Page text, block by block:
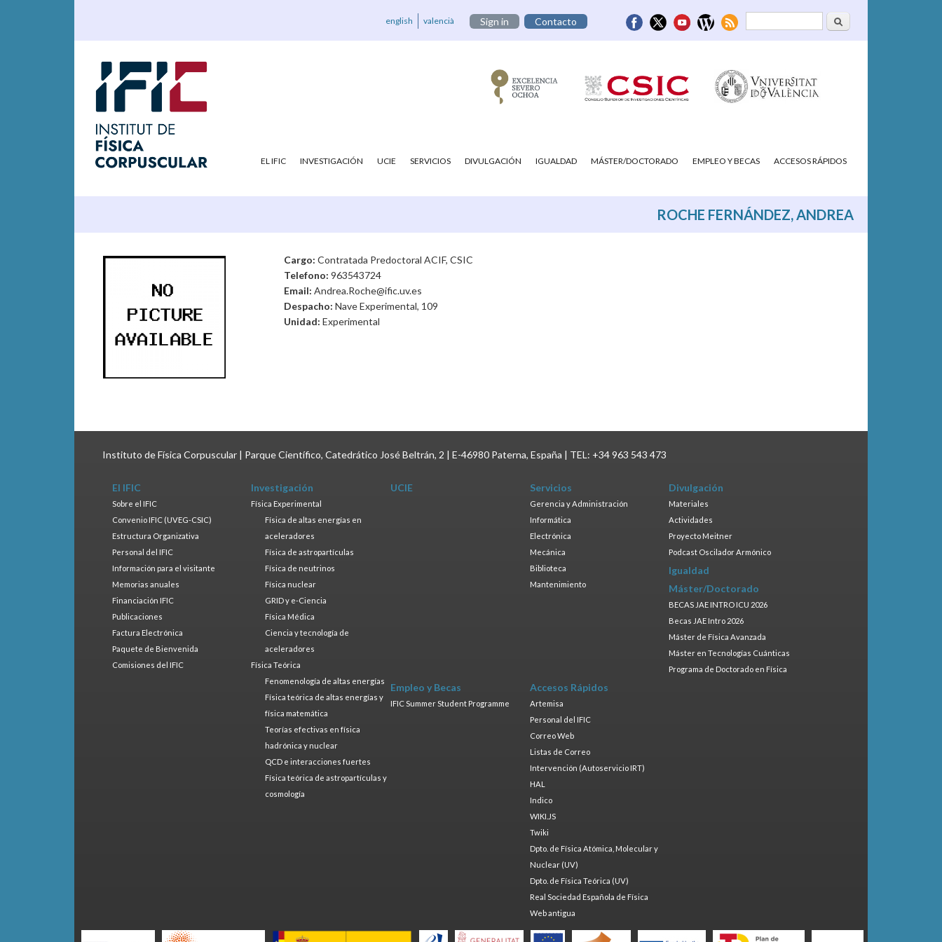
Formulario deBuscar
english valencià Sign in Contacto
EL IFIC INVESTIGACIÓN UCIE SERVICIOS DIVULGACIÓN IGUALDAD MÁSTER/DOCTORADO EMPLEO Y BECAS ACCESOS RÁPIDOS
ROCHE FERNÁNDEZ, ANDREA
Cargo: Contratada Predoctoral ACIF, CSIC
Telefono: 963543724
Email: Andrea.Roche@ific.uv.es
Despacho: Nave Experimental, 109
Unidad: Experimental
Instituto de Física Corpuscular | Parque Científico, Catedrático José Beltrán, 2 | E-46980 Paterna, España | TEL: +34 963 543 473
El IFIC
Sobre el IFIC
Convenio IFIC (UVEG-CSIC)
Estructura Organizativa
Personal del IFIC
Información para el visitante
Memorias anuales
Financiación IFIC
Publicaciones
Factura Electrónica
Paquete de Bienvenida
Comisiones del IFIC
Investigación
Física Experimental
Física de altas energías en
aceleradores
Física de astropartículas
Física de neutrinos
Física nuclear
GRID y e-Ciencia
Física Médica
Ciencia y tecnología de
aceleradores
Física Teórica
Fenomenología de altas energías
Física teórica de altas energías y
física matemática
Teorías efectivas en física
hadrónica y nuclear
QCD e interacciones fuertes
Física teórica de astropartículas y
cosmología
UCIE Servicios
Gerencia y Administración
Informática
Electrónica
Mecánica
Biblioteca
Mantenimiento
Divulgación
Materiales
Actividades
Proyecto Meitner
Podcast Oscilador Armónico
Igualdad
Máster/Doctorado
BECAS JAE INTRO ICU 2026
Becas JAE Intro 2026
Máster de Física Avanzada
Máster en Tecnologías Cuánticas
Programa de Doctorado en Física
Empleo y Becas
IFIC Summer Student Programme
Accesos Rápidos
Artemisa
Personal del IFIC
Correo Web
Listas de Correo
Intervención (Autoservicio IRT)
HAL
Indico
WIKI.JS
Twiki
Dpto. de Física Atómica, Molecular y
Nuclear (UV)
Dpto. de Física Teórica (UV)
Real Sociedad Española de Física
Web antigua